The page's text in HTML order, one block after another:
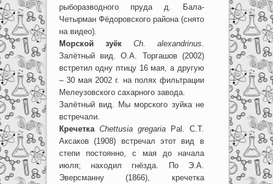
рыборазводного пруда д. Бала-
Четырман Фёдоровского района (снято
на видео).
Морской зуёк
Ch. alexandrinus
Залётный вид. О.А. Торгашов (2002)
встретил одну птицу 16 мая, а другую
– 30 мая 2002 г. на полях фильтрации
Мелеузовского сахарного завода.
Залётный вид. Мы морского зуйка не
встречали.
Кречетка Chettusia gregariaPal. С.Т.
Аксаков (1908) встречал этот вид в
степи постоянно, с мая до начала
июля; находил гнёзда. По Э.А.
Эверсманну (1866), кречетка